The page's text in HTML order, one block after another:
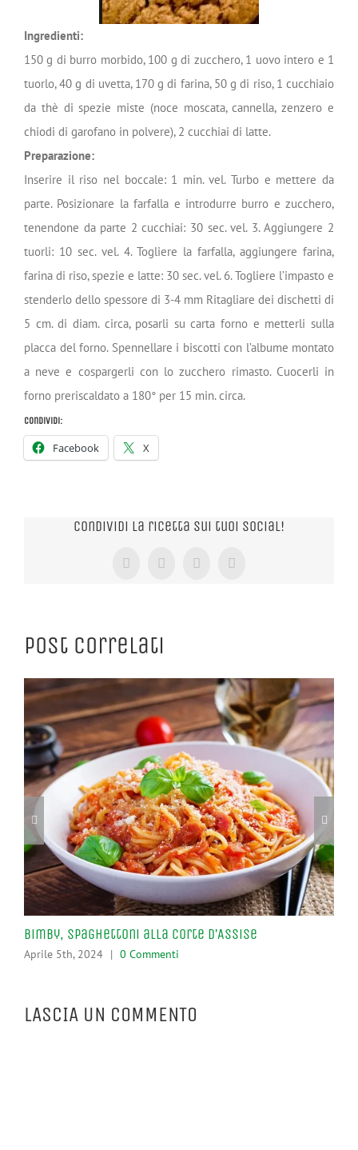
Ingredienti:
150 g di burro morbido, 100 g di zucchero, 1 uovo intero e 1
tuorlo, 40 g di uvetta, 170 g di farina, 50 g di riso, 1 cucchiaio
da thè di spezie miste (noce moscata, cannella, zenzero e
chiodi di garofano in polvere), 2 cucchiai di latte.
Preparazione:
Inserire il riso nel boccale: 1 min. vel. Turbo e mettere da
parte. Posizionare la farfalla e introdurre burro e zucchero,
tenendone da parte 2 cucchiai: 30 sec. vel. 3. Aggiungere 2
tuorli: 10 sec. vel. 4. Togliere la farfalla, aggiungere farina,
farina di riso, spezie e latte: 30 sec. vel. 6. Togliere l’impasto e
stenderlo dello spessore di 3-4 mm Ritagliare dei dischetti di
5 cm. di diam. circa, posarli su carta forno e metterli sulla
placca del forno. Spennellare i biscotti con l’albume montato
a neve e cospargerli con lo zucchero rimasto. Cuocerli in
forno preriscaldato a 180° per 15 min. circa.
Condividi:
Facebook X
Condividi la ricetta sui tuoi Social!
Facebook
X TumblrPinterest
Post correlati
Bimby, Spaghettoni alla Corte d’Assise
Aprile 5th, 2024 | 0 Commenti
LASCIA UN COMMENTO